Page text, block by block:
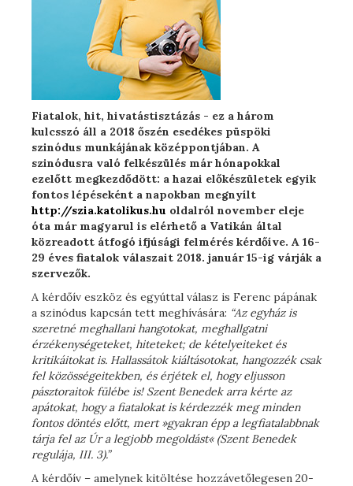
Fiatalok, hit, hivatástisztázás - ez a három
kulcsszó áll a 2018 őszén esedékes püspöki
szinódus munkájának középpontjában. A
szinódusra való felkészülés már hónapokkal
ezelőtt megkezdődött: a hazai előkészületek egyik
fontos lépéseként a napokban megnyílt
http://szia.katolikus.hu oldalról november eleje
óta már magyarul is elérhető a Vatikán által
közreadott átfogó ifjúsági felmérés kérdőíve. A 16-
29 éves fiatalok válaszait 2018. január 15-ig várják a
szervezők.
A kérdőív eszköz és egyúttal válasz is Ferenc pápának
a szinódus kapcsán tett meghívására: “Az egyház is
szeretné meghallani hangotokat, meghallgatni
érzékenységeteket, hiteteket; de kételyeiteket és
kritikáitokat is. Hallassátok kiáltásotokat, hangozzék csak
fel közösségeitekben, és érjétek el, hogy eljusson
pásztoraitok fülébe is! Szent Benedek arra kérte az
apátokat, hogy a fiatalokat is kérdezzék meg minden
fontos döntés előtt, mert»gyakran épp a legfiatalabbnak
tárja fel az Úr a legjobb megoldást«(Szent Benedek
regulája, III. 3).”
A kérdőív – amelynek kitöltése hozzávetőlegesen 20-